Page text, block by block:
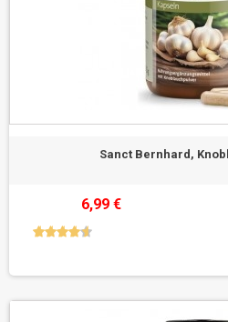
Sanct Bernhard,
6,99 €